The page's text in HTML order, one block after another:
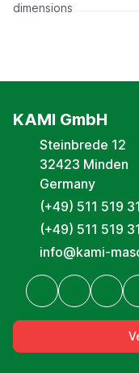
dimensions
KAMI GmbH
Steinbrede 12
32423 Minden
Germany
(+49) 511 519
(+49) 511 519
info@kami-